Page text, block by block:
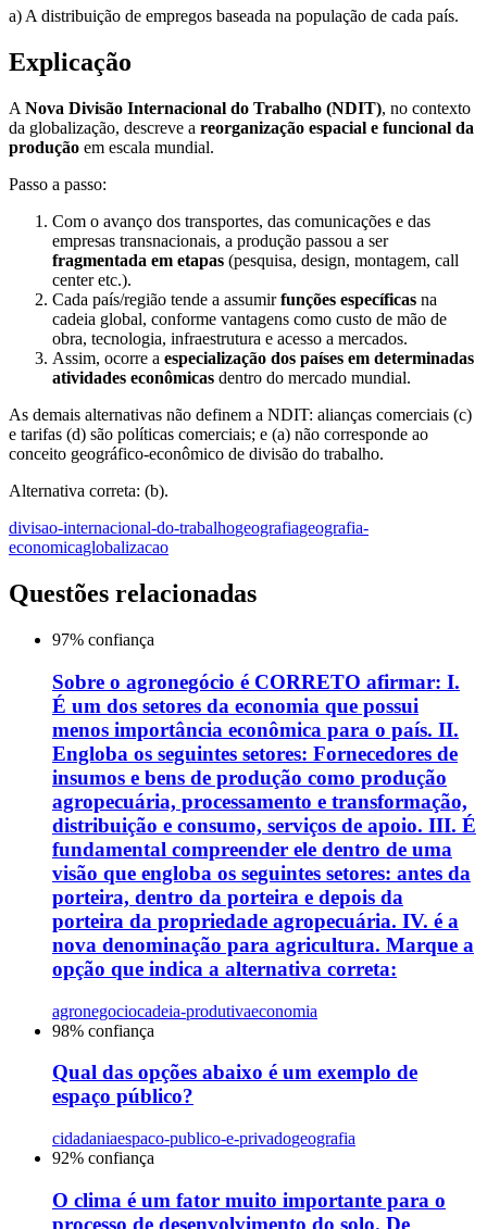
a) A distribuição de empregos baseada na população de cada país.
Explicação
A Nova Divisão Internacional do Trabalho (NDIT), no contexto
da globalização, descreve a reorganização espacial e funcional da
produção em escala mundial.
Passo a passo:
Com o avanço dos transportes, das comunicações e das
empresas transnacionais, a produção passou a ser
fragmentada em etapas (pesquisa, design, montagem, call
center etc.).
Cada país/região tende a assumirfunções específicas na
cadeia global, conforme vantagens como custo de mão de
obra, tecnologia, infraestrutura e acesso a mercados.
Assim, ocorre a especialização dos países em determinadas
atividades econômicas dentro do mercado mundial.
As demais alternativas não definem a NDIT: alianças comerciais (c)
e tarifas (d) são políticas comerciais; e (a) não corresponde ao
conceito geográfico-econômico de divisão do trabalho.
Alternativa correta: (b).
divisao-internacional-do-trabalhogeografiageografia-
economicaglobalizacao
Questões relacionadas
97% confiança
Sobre o agronegócio é CORRETO afirmar: I.
É um dos setores da economia que possui
menos importância econômica para o país. II.
Engloba os seguintes setores: Fornecedores de
insumos e bens de produção como produção
agropecuária, processamento e transformação,
distribuição e consumo, serviços de apoio. III. É
fundamental compreender ele dentro de uma
visão que engloba os seguintes setores: antes da
porteira, dentro da porteira e depois da
porteira da propriedade agropecuária. IV. é a
nova denominação para agricultura. Marque a
opção que indica a alternativa correta:
agronegociocadeia-produtivaeconomia
98% confiança
Qual das opções abaixo é um exemplo de
espaço público?
cidadaniaespaco-publico-e-privadogeografia
92% confiança
O clima é um fator muito importante para o
processo de desenvolvimento do solo. De